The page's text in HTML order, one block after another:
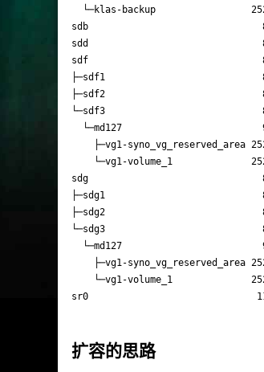
└─klas-backup
sdb
sdd
sdf
├─sdf1
├─sdf2
└─sdf3
└─md127
├─vg1-syno_vg_reserved_area
└─vg1-volume_1
sdg
├─sdg1
├─sdg2
└─sdg3
└─md127
├─vg1-syno_vg_reserved_area
└─vg1-volume_1
扩容的思路